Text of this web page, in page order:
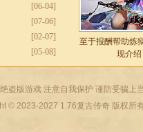
[06-04]
[07-06]
[02-07]
[05-08]
至于报酬帮助炼
现介绍
盗版游戏 注意自我保护 谨防受骗上
© 2023-2027 1.76复古传奇版权所